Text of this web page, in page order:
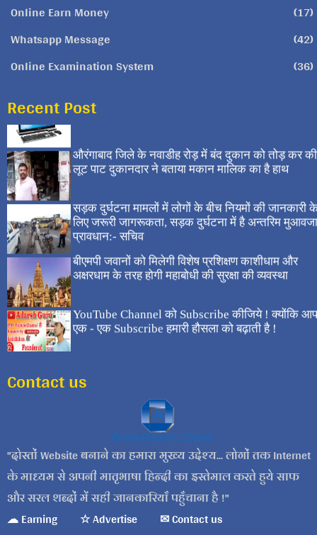
Online Earn Money
(17)
Whatsapp Message
(42)
Online Examination System
(36)
Recent Post
Contact us
दोस्तों Website बनाने का हमारा मुख्य उद्देश्य... लोगों तक Internet
के माध्यम से अपनी मातृभाषा हिन्दी का इस्तेमाल करते हुये साफ
और सरल शब्दों में सही जानकारियाँ पहुँचाना है !
☁ Earning
☆ Advertise
✉ Contact us